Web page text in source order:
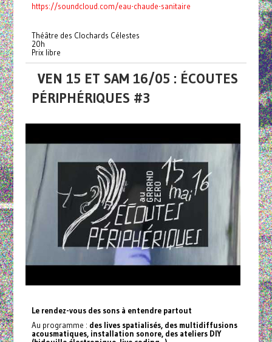
https://soundcloud.com/eau-chaude-sanitaire
Théâtre des Clochards Célestes
20h
Prix libre
VEN 15 ET SAM 16/05 : ÉCOUTES
PÉRIPHÉRIQUES #3
Le rendez-vous des sons à entendre partout
Au programme : des lives spatialisés, des multidiffusions
acousmatiques, installation sonore, des ateliers DIY